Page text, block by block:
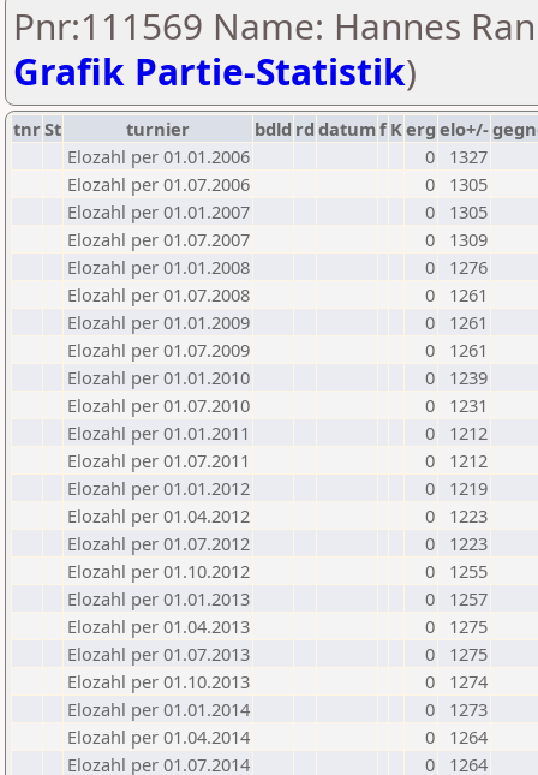
Pnr:111569 Name: Hannes
Grafik Partie-Statistik)
tnrSt turnier bdld rd datumf Kerg elo+/-
Elozahl per 01.01.2006
0
1327
Elozahl per 01.07.2006
0
1305
Elozahl per 01.01.2007
0
1305
Elozahl per 01.07.2007
0
1309
Elozahl per 01.01.2008
0
1276
Elozahl per 01.07.2008
0
1261
Elozahl per 01.01.2009
0
1261
Elozahl per 01.07.2009
0
1261
Elozahl per 01.01.2010
0
1239
Elozahl per 01.07.2010
0
1231
Elozahl per 01.01.2011
0
1212
Elozahl per 01.07.2011
0
1212
Elozahl per 01.01.2012
0
1219
Elozahl per 01.04.2012
0
1223
Elozahl per 01.07.2012
0
1223
Elozahl per 01.10.2012
0
1255
Elozahl per 01.01.2013
0
1257
Elozahl per 01.04.2013
0
1275
Elozahl per 01.07.2013
0
1275
Elozahl per 01.10.2013
0
1274
Elozahl per 01.01.2014
0
1273
Elozahl per 01.04.2014
0
1264
Elozahl per 01.07.2014
0
1264